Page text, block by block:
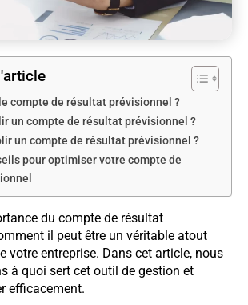
compte de résultat prévisionnel ?
un compte de résultat prévisionnel ?
un compte de résultat prévisionnel ?
pour optimiser votre compte de
du compte de résultat
il peut être un véritable atout
votre entreprise. Dans cet article, nous
à quoi sert cet outil de gestion et
efficacement.